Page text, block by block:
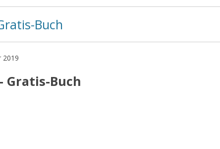
Buch
2019
Gratis-Buch